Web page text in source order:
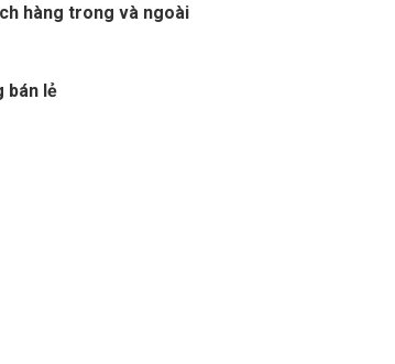
hàng trong và ngoài
bán lẻ